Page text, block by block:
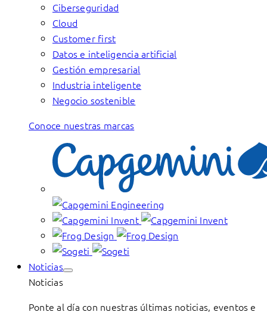
Ciberseguridad
Cloud
Customer first
Datos e inteligencia artificial
Gestión empresarial
Industria inteligente
Negocio sostenible
Conoce nuestras marcas
Noticias
Noticias
Ponte al día con nuestras últimas noticias, eventos e